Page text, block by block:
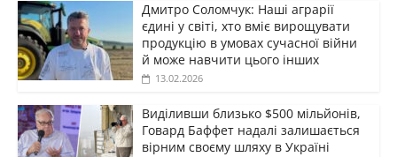
Дмитро Соломчук: Наші аграрії
єдині у світі, хто вміє вирощувати
продукцію в умовах сучасної війни
й може навчити цього інших
13.02.2026
Виділивши близько $500 мільйонів,
Говард Баффет надалі залишається
вірним своєму шляху в Україні